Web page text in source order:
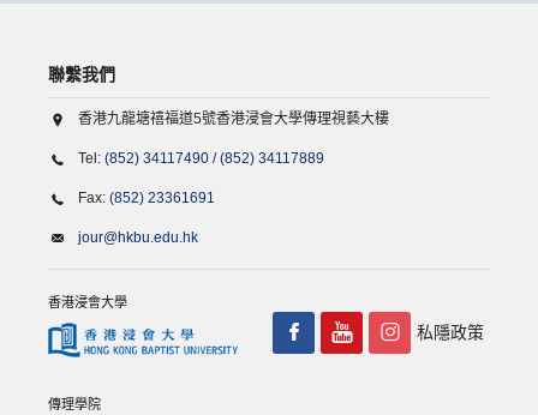
聯繫我們
香港九龍塘禧福道5號香港浸會大學傳理視藝大樓
Tel: (852) 34117490 /(852) 34117889
Fax: (852) 23361691
jour@hkbu.edu.hk
香港浸會大學
傳理學院
私隱政策